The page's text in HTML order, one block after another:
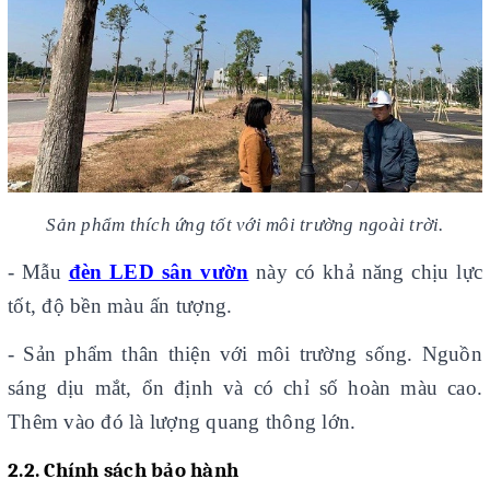
Sản phẩm thích ứng tốt với môi trường ngoài trời.
- Mẫu đèn LED sân vườn này có khả năng chịu lực
tốt, độ bền màu ấn tượng.
- Sản phẩm thân thiện với môi trường sống. Nguồn
sáng dịu mắt, ổn định và có chỉ số hoàn màu cao.
Thêm vào đó là lượng quang thông lớn.
2.2. Chính sách bảo hành